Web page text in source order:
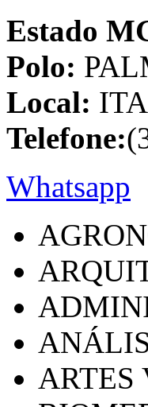
Estado
Polo:
Local:
Telefone:
Whatsapp